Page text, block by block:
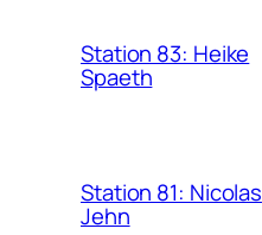
Station 83: Heike
Spaeth
Station 81: Nicolas
Jehn